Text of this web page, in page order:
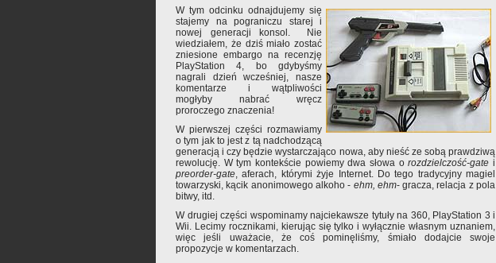
W tym odcinku odnajdujemy się
stajemy na pograniczu starej i
nowej generacji konsol. Nie
wiedziałem, że dziś miało zostać
zniesione embargo na recenzję
PlayStation 4, bo gdybyśmy
nagrali dzień wcześniej, nasze
komentarze i wątpliwości
mogłyby nabrać wręcz
proroczego znaczenia!
W pierwszej części rozmawiamy
o tym jak to jest z tą nadchodzącą
generacją i czy będzie wystarczająco nowa, aby nieść ze sobą prawdziwą
rewolucję. W tym kontekście powiemy dwa słowa orozdzielczość-gate i
preorder-gate, aferach, którymi żyje Internet. Do tego tradycyjny magiel
towarzyski, kącik anonimowego alkoho - ehm, ehm- gracza, relacja z pola
bitwy, itd.
W drugiej części wspominamy najciekawsze tytuły na 360, PlayStation 3 i
Wii. Lecimy rocznikami, kierując się tylko i wyłącznie własnym uznaniem,
więc jeśli uważacie, że coś pominęliśmy, śmiało dodajcie swoje
propozycje w komentarzach.